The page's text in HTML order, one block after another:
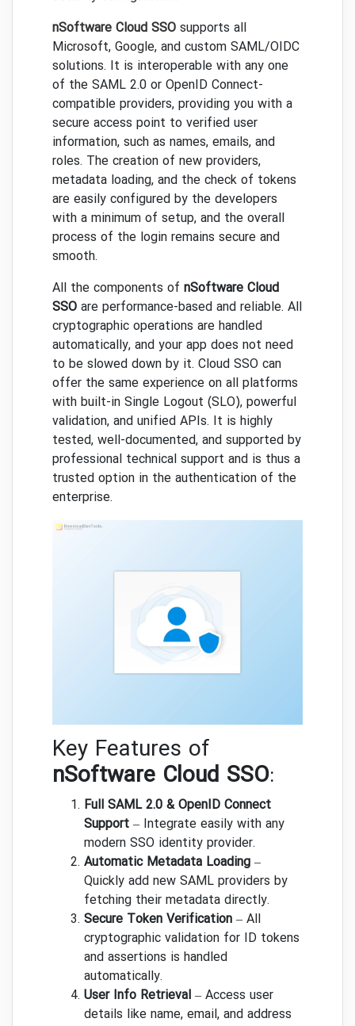
nSoftware Cloud SSO supports all
Microsoft, Google, and custom SAML/OIDC
solutions. It is interoperable with any one
of the SAML 2.0 or OpenID Connect-
compatible providers, providing you with a
secure access point to verified user
information, such as names, emails, and
roles. The creation of new providers,
metadata loading, and the check of tokens
are easily configured by the developers
with a minimum of setup, and the overall
process of the login remains secure and
smooth.
All the components of nSoftware Cloud
SSO are performance-based and reliable. All
cryptographic operations are handled
automatically, and your app does not need
to be slowed down by it. Cloud SSO can
offer the same experience on all platforms
with built-in Single Logout (SLO), powerful
validation, and unified APIs. It is highly
tested, well-documented, and supported by
professional technical support and is thus a
trusted option in the authentication of the
enterprise.
Key Features of
nSoftware Cloud SSO:
Full SAML 2.0 & OpenID Connect
Support – Integrate easily with any
modern SSO identity provider.
Automatic Metadata Loading –
Quickly add new SAML providers by
fetching their metadata directly.
Secure Token Verification – All
cryptographic validation for ID tokens
and assertions is handled
automatically.
User Info Retrieval – Access user
details like name, email, and address